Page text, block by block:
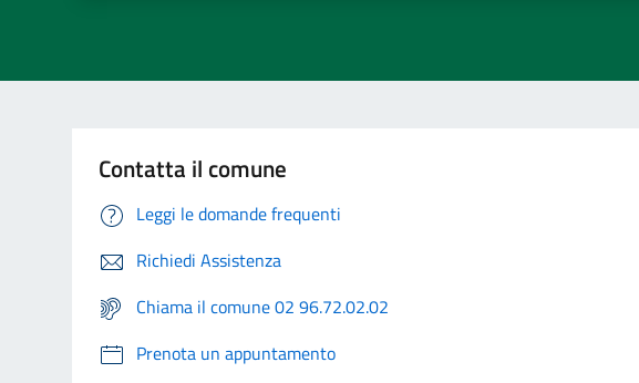
Contatta il comune
Leggi le domande frequenti
Richiedi Assistenza
Chiama il comune 02 96.72.02.02
Prenota un appuntamento